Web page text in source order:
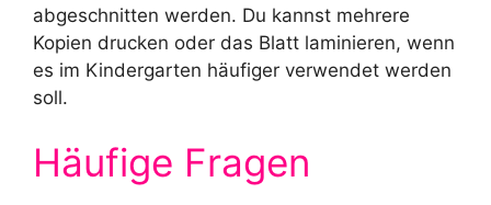
abgeschnitten werden. Du kannst mehrere
Kopien drucken oder das Blatt laminieren, wenn
es im Kindergarten häufiger verwendet werden
soll.
Häufige Fragen